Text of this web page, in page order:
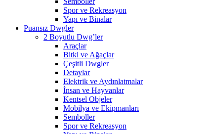
Spor ve Rekreasyon
Yapı ve Binalar
Puansız Dwgler
2 Boyutlu Dwg’ler
Araçlar
Bitki ve Ağaçlar
Çeşitli Dwgler
Detaylar
Elektrik ve Aydınlatmalar
İnsan ve Hayvanlar
Kentsel Objeler
Mobilya ve Ekipmanları
Semboller
Spor ve Rekreasyon